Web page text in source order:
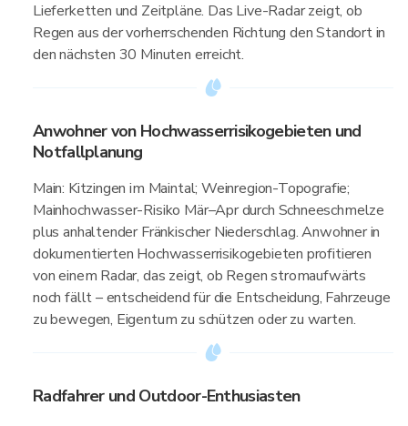
Lieferketten und Zeitpläne. Das Live-Radar zeigt, ob
Regen aus der vorherrschenden Richtung den Standort in
den nächsten 30 Minuten erreicht.
Anwohner von Hochwasserrisikogebieten und
Notfallplanung
Main: Kitzingen im Maintal; Weinregion-Topografie;
Mainhochwasser-Risiko Mär–Apr durch Schneeschmelze
plus anhaltender Fränkischer Niederschlag. Anwohner in
dokumentierten Hochwasserrisikogebieten profitieren
von einem Radar, das zeigt, ob Regen stromaufwärts
noch fällt – entscheidend für die Entscheidung, Fahrzeuge
zu bewegen, Eigentum zu schützen oder zu warten.
Radfahrer und Outdoor-Enthusiasten